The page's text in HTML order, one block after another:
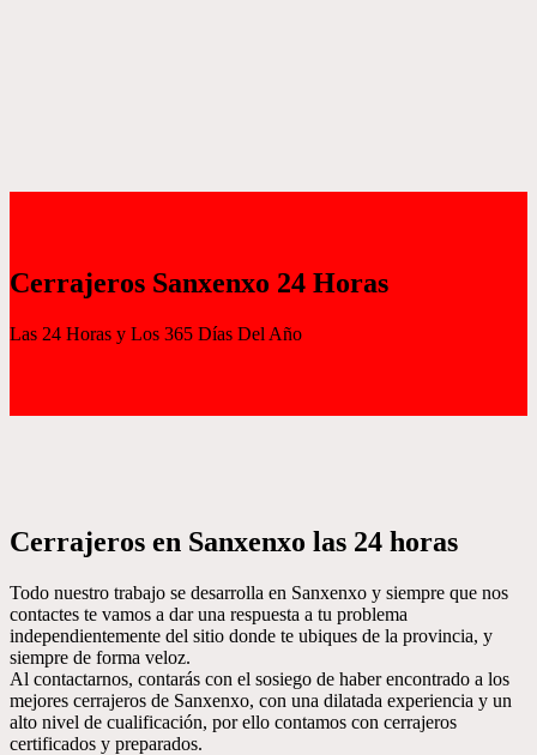
Cerrajeros Sanxenxo 24 Horas
Las 24 Horas y Los 365 Días Del Año
Cerrajeros en Sanxenxo las 24 horas
Todo nuestro trabajo se desarrolla en Sanxenxo y siempre que nos
contactes te vamos a dar una respuesta a tu problema
independientemente del sitio donde te ubiques de la provincia, y
siempre de forma veloz.
Al contactarnos, contarás con el sosiego de haber encontrado a los
mejores cerrajeros de Sanxenxo, con una dilatada experiencia y un
alto nivel de cualificación, por ello contamos con cerrajeros
certificados y preparados.